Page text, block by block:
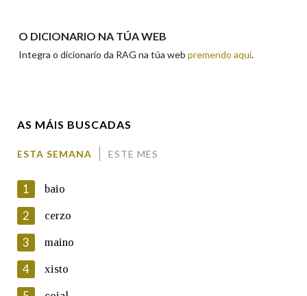
En cumprimento da normativa vixente en materia de
Protección de Datos de Carácter Persoal, a Real Academia
Galega informa a aqueles usuarios que faciliten o seu correo
electrónico, así como calquera outra información de carácter
O DICIONARIO NA TÚA WEB
Integra o dicionario da RAG na túa web premendo aquí.
AS MÁIS BUSCADAS
ESTA SEMANA ESTE MES
1 baio
2 cerzo
3 maino
4 xisto